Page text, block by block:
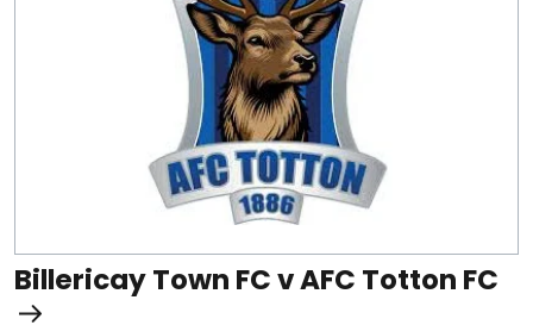
Billericay Town FC v AFC Totton FC